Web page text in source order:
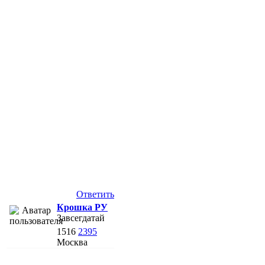
Ответить
Крошка РУ
Завсегдатай
1516 2395
Москва